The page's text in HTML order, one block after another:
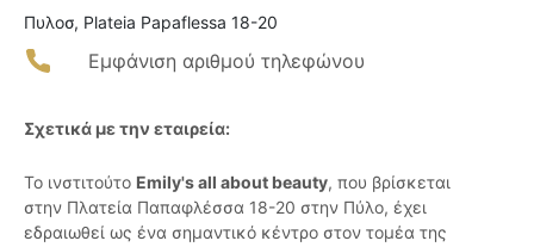
Πυλοσ, Plateia Papaflessa 18-20
Εμφάνιση αριθμού τηλεφώνου
Σχετικά με την εταιρεία:
Το ινστιτούτο Emily's all about beauty, που βρίσκεται
στην Πλατεία Παπαφλέσσα 18-20 στην Πύλο, έχει
εδραιωθεί ως ένα σημαντικό κέντρο στον τομέα της